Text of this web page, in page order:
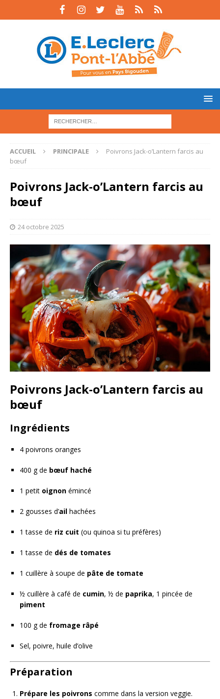
ACCUEIL PRINCIPALE
Poivrons Jack-o’Lantern farcis au
bœuf
Poivrons Jack-o’Lantern farcis au
bœuf
24 octobre 2025
Poivrons Jack-o’Lantern farcis au
bœuf
Ingrédients
4 poivrons oranges
400 g de bœuf haché
1 petit oignon émincé
2 gousses d’ail hachées
1 tasse de riz cuit (ou quinoa si tu préfères)
1 tasse de dés de tomates
1 cuillère à soupe de pâte de tomate
½ cuillère à café de cumin, ½ de paprika, 1 pincée de
piment
100 g de fromage râpé
Sel, poivre, huile d’olive
Préparation
Prépare les poivrons comme dans la version veggie.